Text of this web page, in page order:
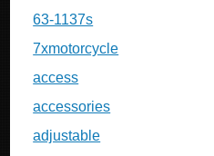
63-1137s
7xmotorcycle
access
accessories
adjustable